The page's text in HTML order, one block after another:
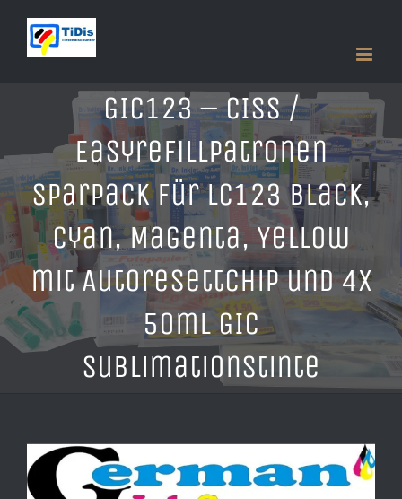
Inhalt
GIC123 – CISS /
Easyrefillpatronen
Sparpack für LC123 Black,
Cyan, Magenta, Yellow
mit Autoresettchip und 4x
50ml GIC
Sublimationstinte
Zeige
grösseres